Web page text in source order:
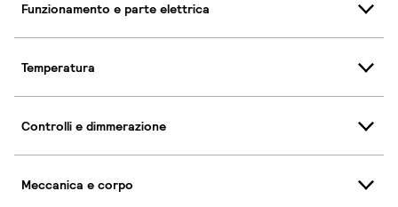
Funzionamento e parte elettrica
Temperatura
Controlli e dimmerazione
Meccanica e corpo